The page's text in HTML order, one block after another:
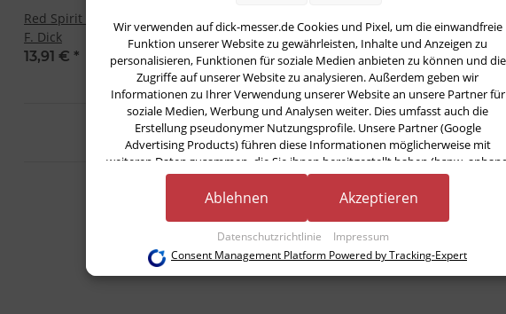
Red Spirit Tanto Messerscheide
F. Dick
13,91 € *
Wir verwenden auf dick-messer.de Cookies und Pixel, um die einwandfreie
Funktion unserer Website zu gewährleisten, Inhalte und Anzeigen zu
personalisieren, Funktionen für soziale Medien anbieten zu können und die
Zugriffe auf unserer Website zu analysieren. Außerdem geben wir
Informationen zu Ihrer Verwendung unserer Website an unsere Partner für
soziale Medien, Werbung und Analysen weiter. Dies umfasst auch die
Erstellung pseudonymer Nutzungsprofile. Unsere Partner (Google
Advertising Products) führen diese Informationen möglicherweise mit
weiteren Daten zusammen, die Sie ihnen bereitgestellt haben (bspw.
eines persönlichen Accounts) oder welche sie im Rahmen Ihrer Nutzung der
Dienste gesammelt haben (bspw. Nutzungsdaten anderer Geräte). Ihre
Einwilligung zur Nutzung von Cookies und Pixeln können Sie jederzeit
widerrufen, indem Sie auf den Datenschutz-Button links unten klicken und
dort die entsprechenden Anpassungen vornehmen.
Datenschutzrichtlinie Impressum
Ablehnen Akzeptieren
Consent Management Platform Powered by Tracking-Expert